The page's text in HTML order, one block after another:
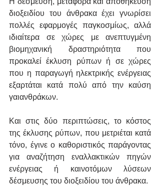
διοξειδίου του άνθρακα έχει γνωρίσει
πολλές εφαρμογές παγκοσμίως, αλλά
ιδιαίτερα σε χώρες με ανεπτυγμένη
βιομηχανική δραστηριότητα που
προκαλεί έκλυση ρύπων ή σε χώρες
που η παραγωγή ηλεκτρικής ενέργειας
εξαρτάται κατά πολύ από την καύση
γαιανθράκων.
Και στις δύο περιπτώσεις, το κόστος
της έκλυσης ρύπων, που μετριέται κατά
τόνο, έγινε ο καθοριστικός παράγοντας
για αναζήτηση εναλλακτικών πηγών
ενέργειας ή καινοτόμων λύσεων
δέσμευσης του διοξειδίου του άνθρακα.